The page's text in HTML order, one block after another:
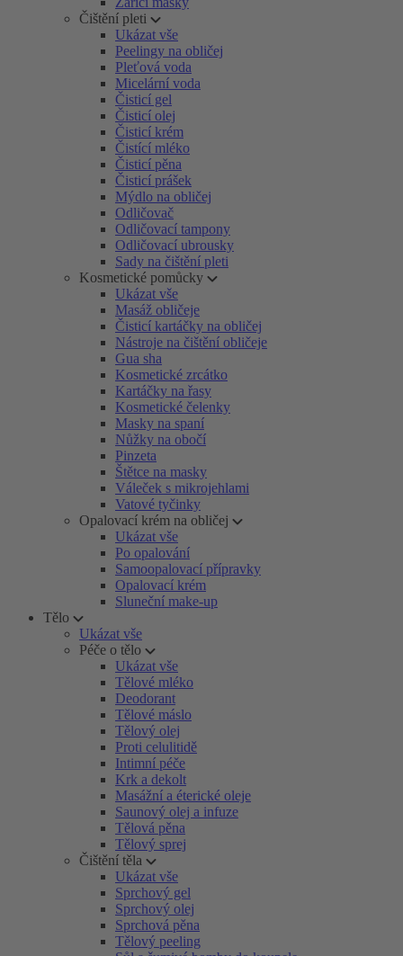
Čištění pleti
Ukázat vše
Peelingy na obličej
Pleťová voda
Micelární voda
Čisticí gel
Čisticí olej
Čisticí krém
Čistící mléko
Čisticí pěna
Čisticí prášek
Mýdlo na obličej
Odličovač
Odličovací tampony
Odličovací ubrousky
Sady na čištění pleti
Kosmetické pomůcky
Ukázat vše
Masáž obličeje
Čisticí kartáčky na obličej
Nástroje na čištění obličeje
Gua sha
Kosmetické zrcátko
Kartáčky na řasy
Kosmetické čelenky
Masky na spaní
Nůžky na obočí
Pinzeta
Štětce na masky
Váleček s mikrojehlami
Vatové tyčinky
Opalovací krém na obličej
Ukázat vše
Po opalování
Samoopalovací přípravky
Opalovací krém
Sluneční make-up
Tělo
Ukázat vše
Péče o tělo
Ukázat vše
Tělové mléko
Deodorant
Tělové máslo
Tělový olej
Proti celulitidě
Intimní péče
Krk a dekolt
Masážní a éterické oleje
Saunový olej a infuze
Tělová pěna
Tělový sprej
Čištění těla
Ukázat vše
Sprchový gel
Sprchový olej
Sprchová pěna
Tělový peeling